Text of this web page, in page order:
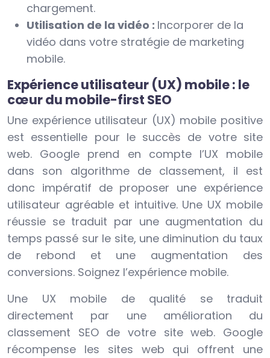
chargement.
Utilisation de la vidéo : Incorporer de la
vidéo dans votre stratégie de marketing
mobile.
Expérience utilisateur (UX) mobile : le
cœur du mobile-first SEO
Une expérience utilisateur (UX) mobile positive
est essentielle pour le succès de votre site
web. Google prend en compte l’UX mobile
dans son algorithme de classement, il est
donc impératif de proposer une expérience
utilisateur agréable et intuitive. Une UX mobile
réussie se traduit par une augmentation du
temps passé sur le site, une diminution du taux
de rebond et une augmentation des
conversions. Soignez l’expérience mobile.
Une UX mobile de qualité se traduit
directement par une amélioration du
classement SEO de votre site web. Google
récompense les sites web qui offrent une